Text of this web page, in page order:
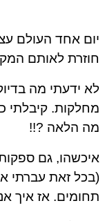
אחד העולם
לאותם
ידעתי מה בדיוק
קיבלתי
הלאה ?!!
גם ספקות
אז איך